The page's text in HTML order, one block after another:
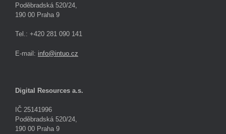
Poděbradská 520/24,
190 00 Praha 9
Tel.: +420 281 090 141
E-mail: info@intuo.cz
Digital Resources a.s.
IČ 25141996
Poděbradská 520/24,
190 00 Praha 9